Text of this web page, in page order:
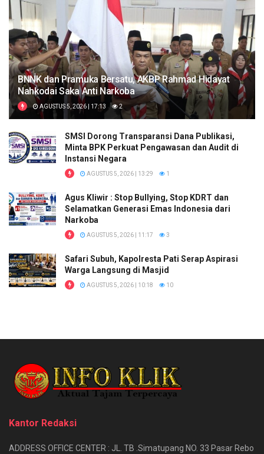
BNNK dan Pramuka Bersatu, AKBP Rahmad Hidayat
Nahkodai Saka Anti Narkoba
AGUSTUS 5, 2026 | 17:13 2
SMSI Dorong Transparansi Dana Publikasi,
Minta BPK Perkuat Pengawasan dan Audit di
Instansi Negara
AGUSTUS 5, 2026 | 13:29 1
Agus Kliwir : Stop Bullying, Stop KDRT dan
Selamatkan Generasi Emas Indonesia dari
Narkoba
AGUSTUS 5, 2026 | 11:17 3
Safari Subuh, Kapolresta Pati Serap Aspirasi
Warga Langsung di Masjid
AGUSTUS 5, 2026 | 10:18 10
Kantor Redaksi
ADDRESS OFFICE CENTER : JL. TB .Simatupang NO. 33 Pasar Rebo